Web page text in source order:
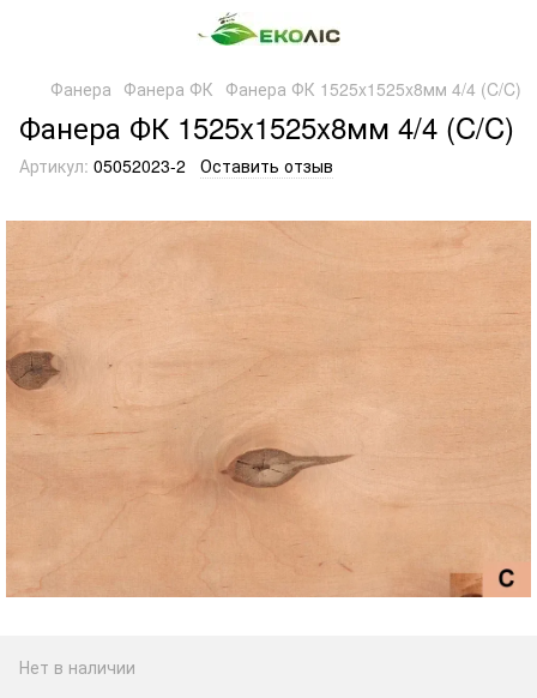
Фанера Фанера ФК Фанера ФК 1525x1525x8мм 4/4 (C/C)
Фанера ФК 1525x1525x8мм 4/4 (C/C)
Артикул: 05052023-2 Оставить отзыв
Нет в наличии